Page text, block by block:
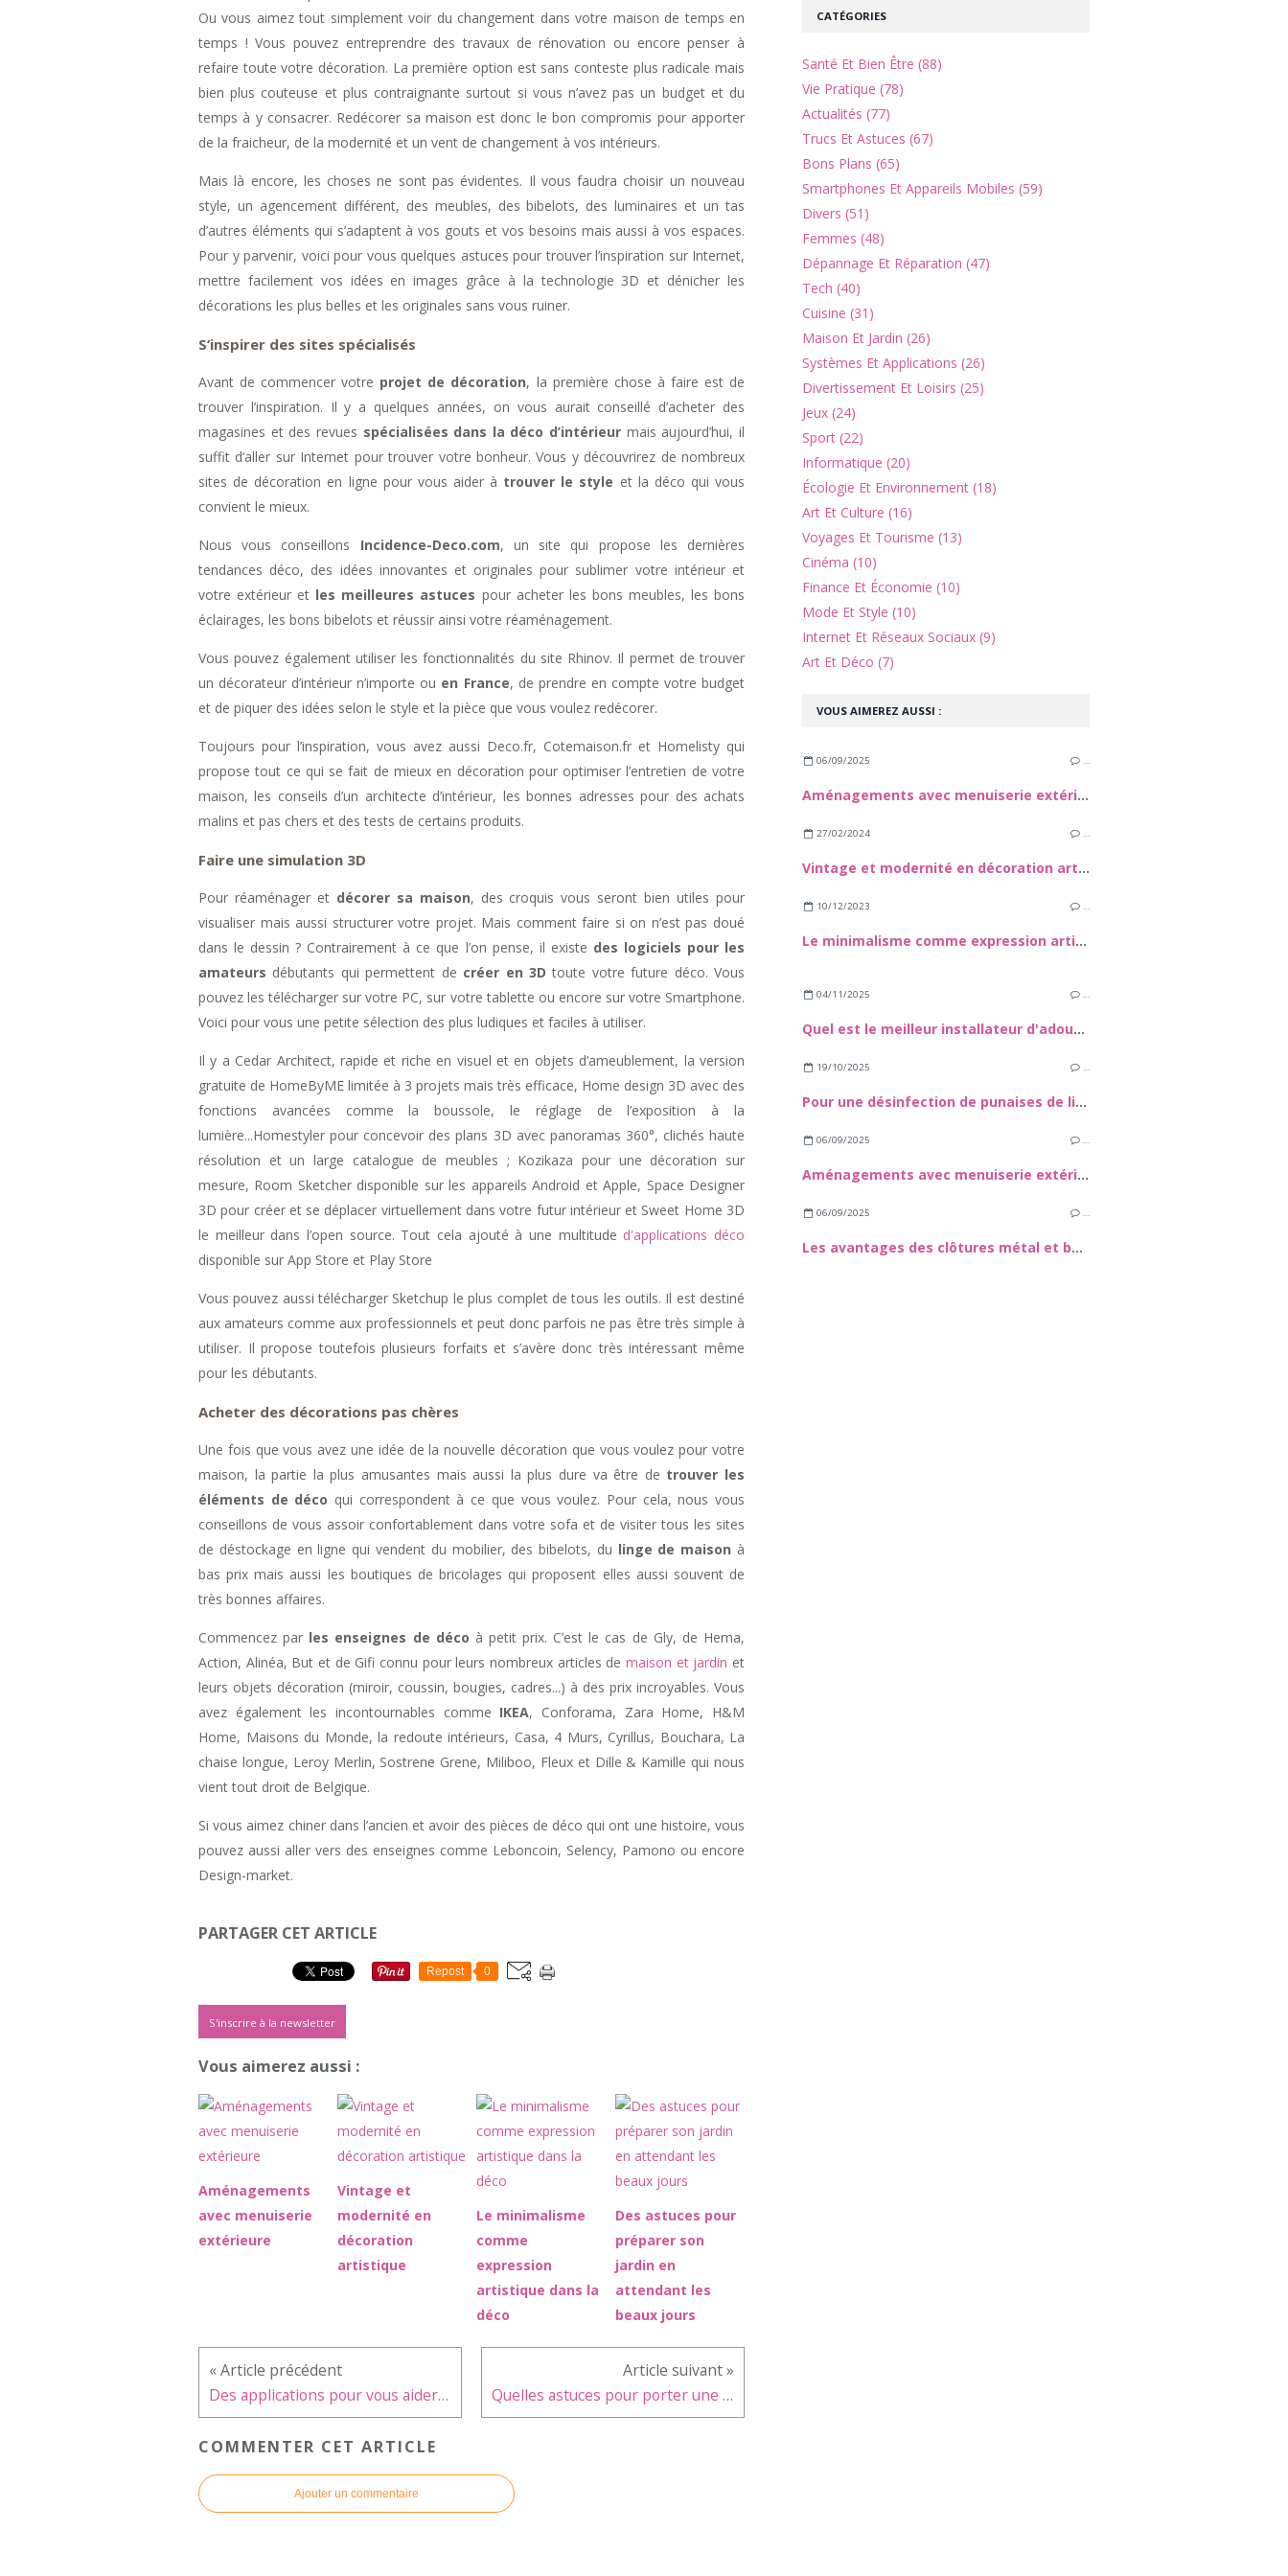
Ou vous aimez tout simplement voir du changement dans votre maison de temps en
temps ! Vous pouvez entreprendre des travaux de rénovation ou encore penser à
refaire toute votre décoration. La première option est sans conteste plus radicale mais
bien plus couteuse et plus contraignante surtout si vous n’avez pas un budget et du
temps à y consacrer. Redécorer sa maison est donc le bon compromis pour apporter
de la fraicheur, de la modernité et un vent de changement à vos intérieurs.
Mais là encore, les choses ne sont pas évidentes. Il vous faudra choisir un nouveau
style, un agencement différent, des meubles, des bibelots, des luminaires et un tas
d’autres éléments qui s’adaptent à vos gouts et vos besoins mais aussi à vos espaces.
Pour y parvenir, voici pour vous quelques astuces pour trouver l’inspiration sur Internet,
mettre facilement vos idées en images grâce à la technologie 3D et dénicher les
décorations les plus belles et les originales sans vous ruiner.
S’inspirer des sites spécialisés
Avant de commencer votre projet de décoration, la première chose à faire est de
trouver l’inspiration. Il y a quelques années, on vous aurait conseillé d’acheter des
magasines et des revues spécialisées dans la déco d’intérieur mais aujourd’hui, il
suffit d’aller sur Internet pour trouver votre bonheur. Vous y découvrirez de nombreux
sites de décoration en ligne pour vous aider à trouver le style et la déco qui vous
convient le mieux.
Nous vous conseillons Incidence-Deco.com, un site qui propose les dernières
tendances déco, des idées innovantes et originales pour sublimer votre intérieur et
votre extérieur et les meilleures astuces pour acheter les bons meubles, les bons
éclairages, les bons bibelots et réussir ainsi votre réaménagement.
Vous pouvez également utiliser les fonctionnalités du site Rhinov. Il permet de trouver
un décorateur d’intérieur n’importe ou en France, de prendre en compte votre budget
et de piquer des idées selon le style et la pièce que vous voulez redécorer.
Toujours pour l’inspiration, vous avez aussi Deco.fr, Cotemaison.fr et Homelisty qui
propose tout ce qui se fait de mieux en décoration pour optimiser l’entretien de votre
maison, les conseils d’un architecte d’intérieur, les bonnes adresses pour des achats
malins et pas chers et des tests de certains produits.
Faire une simulation 3D
Pour réaménager et décorer sa maison, des croquis vous seront bien utiles pour
visualiser mais aussi structurer votre projet. Mais comment faire si on n’est pas doué
dans le dessin ? Contrairement à ce que l’on pense, il existe des logiciels pour les
amateurs débutants qui permettent de créer en 3D toute votre future déco. Vous
pouvez les télécharger sur votre PC, sur votre tablette ou encore sur votre Smartphone.
Voici pour vous une petite sélection des plus ludiques et faciles à utiliser.
Il y a Cedar Architect, rapide et riche en visuel et en objets d’ameublement, la version
gratuite de HomeByME limitée à 3 projets mais très efficace, Home design 3D avec des
fonctions avancées comme la boussole, le réglage de l’exposition à la
lumière...Homestyler pour concevoir des plans 3D avec panoramas 360°, clichés haute
résolution et un large catalogue de meubles ; Kozikaza pour une décoration sur
mesure, Room Sketcher disponible sur les appareils Android et Apple, Space Designer
3D pour créer et se déplacer virtuellement dans votre futur intérieur et Sweet Home 3D
le meilleur dans l’open source. Tout cela ajouté à une multitude d'applications déco
disponible sur App Store et Play Store
Vous pouvez aussi télécharger Sketchup le plus complet de tous les outils. Il est destiné
aux amateurs comme aux professionnels et peut donc parfois ne pas être très simple à
utiliser. Il propose toutefois plusieurs forfaits et s’avère donc très intéressant même
pour les débutants.
Acheter des décorations pas chères
Une fois que vous avez une idée de la nouvelle décoration que vous voulez pour votre
maison, la partie la plus amusantes mais aussi la plus dure va être de trouver les
éléments de déco qui correspondent à ce que vous voulez. Pour cela, nous vous
conseillons de vous assoir confortablement dans votre sofa et de visiter tous les sites
de déstockage en ligne qui vendent du mobilier, des bibelots, du linge de maison à
bas prix mais aussi les boutiques de bricolages qui proposent elles aussi souvent de
très bonnes affaires.
Commencez par les enseignes de déco à petit prix. C’est le cas de Gly, de Hema,
Action, Alinéa, But et de Gifi connu pour leurs nombreux articles de maison et jardin et
leurs objets décoration (miroir, coussin, bougies, cadres...) à des prix incroyables. Vous
avez également les incontournables comme IKEA, Conforama, Zara Home, H&M
Home, Maisons du Monde, la redoute intérieurs, Casa, 4 Murs, Cyrillus, Bouchara, La
chaise longue, Leroy Merlin, Sostrene Grene, Miliboo, Fleux et Dille & Kamille qui nous
vient tout droit de Belgique.
Si vous aimez chiner dans l’ancien et avoir des pièces de déco qui ont une histoire, vous
pouvez aussi aller vers des enseignes comme Leboncoin, Selency, Pamono ou encore
Design-market.
PARTAGER CET ARTICLE
Repost 0
S'inscrire à la newsletter
Vous aimerez aussi :
Aménagements
avec menuiserie
extérieure
Vintage et
modernité en
décoration
artistique
Le minimalisme
comme
expression
artistique dans la
déco
Des astuces pour
préparer son
jardin en
attendant les
beaux jours
Des applications pour vous aider à vous habiller et à rester à la mode Quelles astuces pour porter une jupe longue quand on est petite ?
COMMENTER CET ARTICLE
Ajouter un commentaire
VOUS AIMEREZ AUSSI :
06/09/2025 …
Aménagements avec menuiserie extérieure
27/02/2024 …
Vintage et modernité en décoration artistique
10/12/2023 …
Le minimalisme comme expression artistique dans la déco
04/11/2025 …
Quel est le meilleur installateur d'adoucisseur d'eau dans le 72 ?
19/10/2025 …
Pour une désinfection de punaises de lit à Marseille, contactez Eco Hygiène 3D !
06/09/2025 …
Aménagements avec menuiserie extérieure
06/09/2025 …
Les avantages des clôtures métal et bois
CATÉGORIES
Santé Et Bien Être (88)
Vie Pratique (78)
Actualités (77)
Trucs Et Astuces (67)
Bons Plans (65)
Smartphones Et Appareils Mobiles (59)
Divers (51)
Femmes (48)
Dépannage Et Réparation (47)
Tech (40)
Cuisine (31)
Maison Et Jardin (26)
Systèmes Et Applications (26)
Divertissement Et Loisirs (25)
Jeux (24)
Sport (22)
Informatique (20)
Écologie Et Environnement (18)
Art Et Culture (16)
Voyages Et Tourisme (13)
Cinéma (10)
Finance Et Économie (10)
Mode Et Style (10)
Internet Et Réseaux Sociaux (9)
Art Et Déco (7)